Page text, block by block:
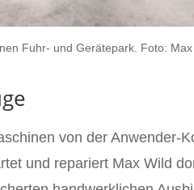
Fuhr- und Gerätepark. Foto: Max
von der Anwender-
und repariert Max Wild